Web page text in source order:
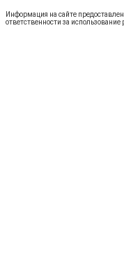
Информация на сайте
ответственности за